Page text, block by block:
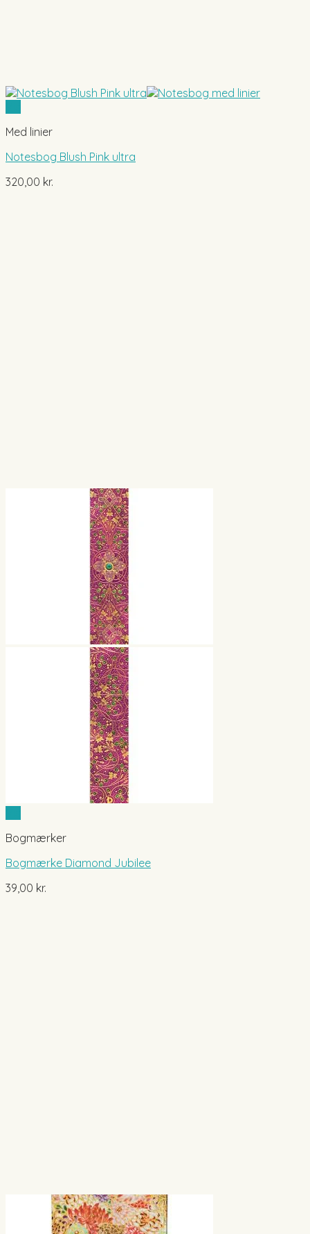
Med linier
Notesbog Blush Pink ultra
320,00 kr.
Bogmærker
Bogmærke Diamond Jubilee
39,00 kr.